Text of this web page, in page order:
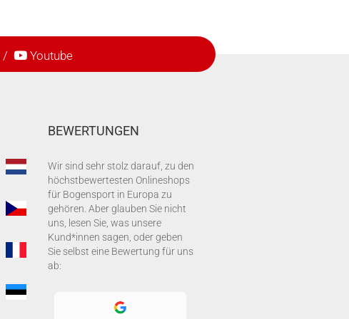
/ Youtube
BEWERTUNGEN
Wir sind sehr stolz darauf, zu den
höchstbewertesten Onlineshops
für Bogensport in Europa zu
gehören. Aber glauben Sie nicht
uns, lesen Sie, was unsere
Kund*innen sagen, oder geben
Sie selbst eine Bewertung für uns
ab: